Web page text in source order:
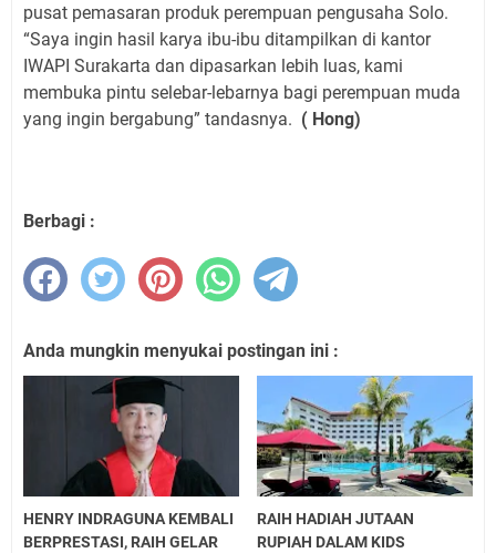
pusat pemasaran produk perempuan pengusaha Solo.
“Saya ingin hasil karya ibu-ibu ditampilkan di kantor
IWAPI Surakarta dan dipasarkan lebih luas, kami
membuka pintu selebar-lebarnya bagi perempuan muda
yang ingin bergabung” tandasnya. ( Hong)
Berbagi :
Anda mungkin menyukai postingan ini :
HENRY INDRAGUNA KEMBALI
BERPRESTASI, RAIH GELAR
RAIH HADIAH JUTAAN
RUPIAH DALAM KIDS